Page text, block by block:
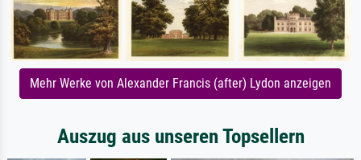
Mehr Werke von Alexander Francis (after) Lydon anzeigen
Auszug aus unseren Topsellern